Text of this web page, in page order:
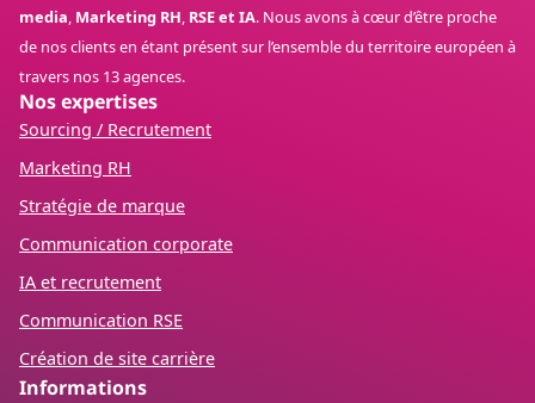
media, Marketing RH, RSE et IA. Nous avons à cœur d’être proche
de nos clients en étant présent sur l’ensemble du territoire européen à
travers nos 13 agences.
Nos expertises
Sourcing / Recrutement
Marketing RH
Stratégie de marque
Communication corporate
IA et recrutement
Communication RSE
Création de site carrière
Informations